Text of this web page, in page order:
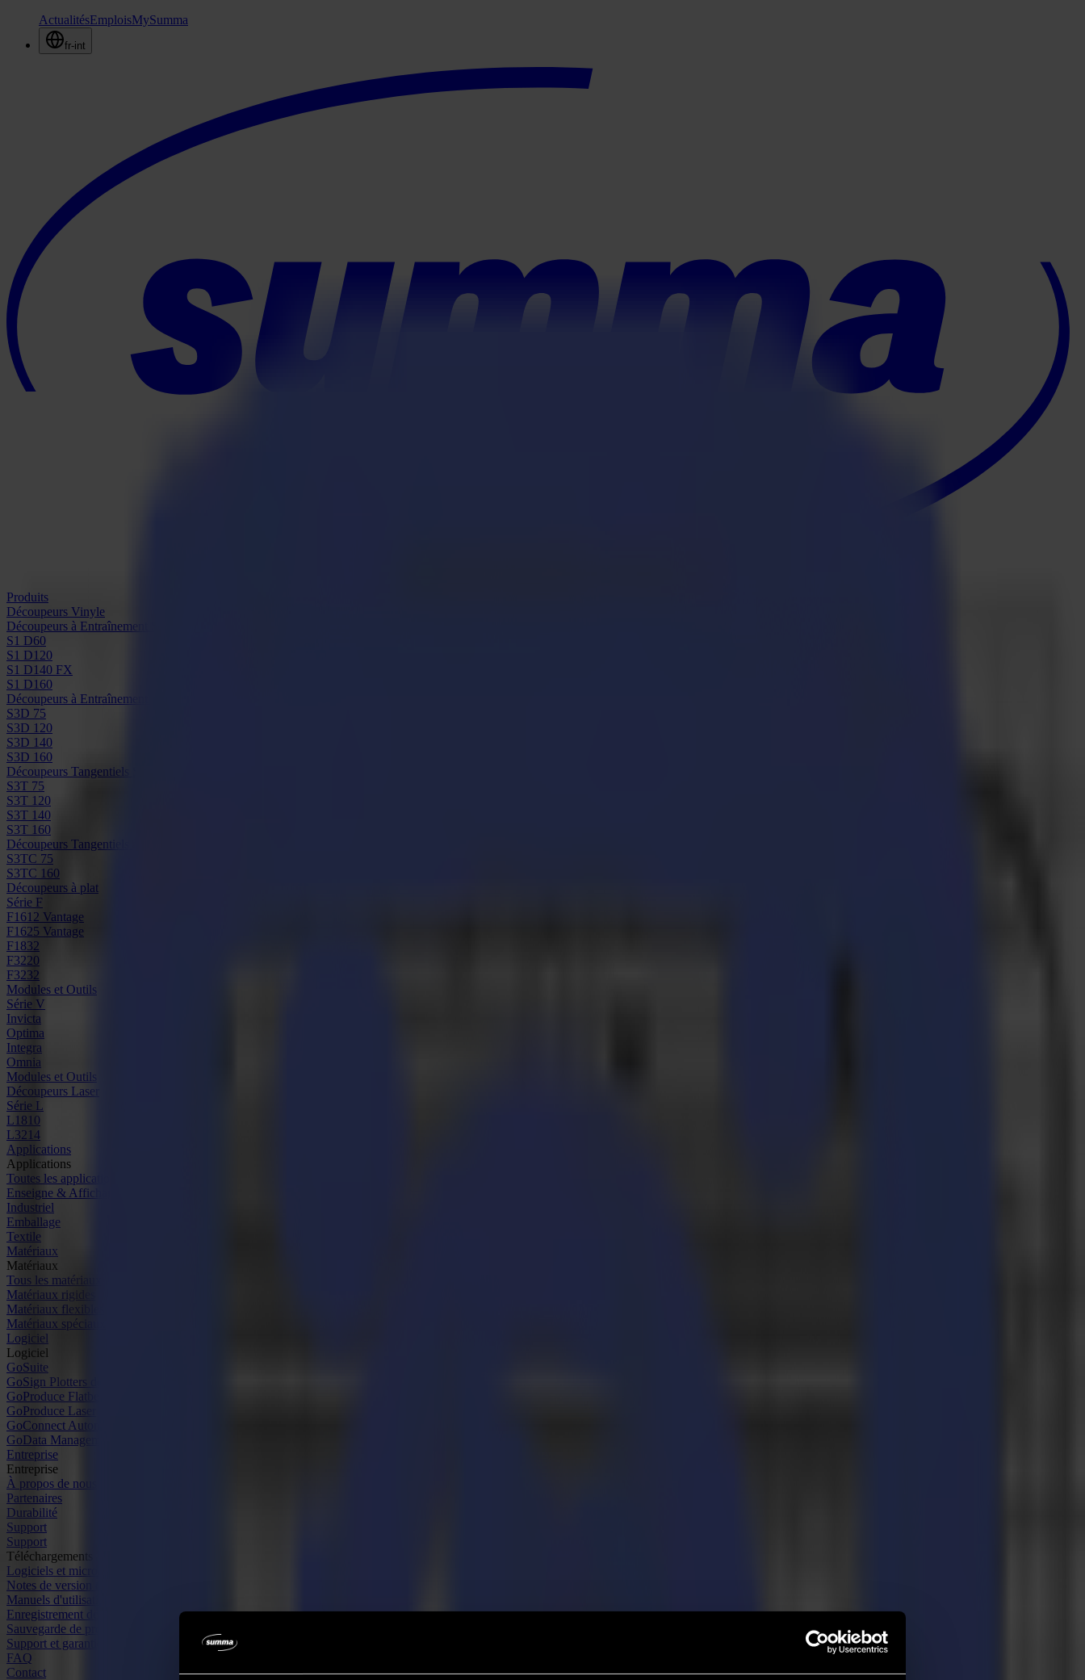
ActualitésEmploisMySumma
fr-int
Produits
Découpeurs Vinyle
Découpeurs à Entraînement S1D
S1 D60
S1 D120
S1 D140 FX
S1 D160
Découpeurs à Entraînement S3D
S3D 75
S3D 120
S3D 140
S3D 160
Découpeurs Tangentiels S3T
S3T 75
S3T 120
S3T 140
S3T 160
Découpeurs Tangentiels avec Caméra S3TC
S3TC 75
S3TC 160
Découpeurs à plat
Série F
F1612 Vantage
F1625 Vantage
F1832
F3220
F3232
Modules et Outils
Série V
Invicta
Optima
Integra
Omnia
Modules et Outils
Découpeurs Laser
Série L
L1810
L3214
Applications
Applications
Toutes les applications
Enseigne & Affichage
Industriel
Emballage
Textile
Matériaux
Matériaux
Tous les matériaux
Matériaux rigides
Matériaux flexibles
Matériaux spéciaux
Logiciel
Logiciel
GoSuite
GoSign Plotters de Découpe
GoProduce Flatbeds
GoProduce Laser
GoConnect Automation
GoData Management
Entreprise
Entreprise
À propos de nous
Partenaires
Durabilité
Support
Support
Téléchargements
Logiciels et micrologiciels
Notes de version du logiciel
Manuels d'utilisation
Enregistrement de produit
Sauvegarde de produit
Support et garantie de la série V
FAQ
Contact